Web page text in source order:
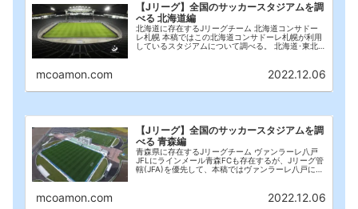
【Jリーグ】全国のサッカースタジアムを調
べる 北海道編
北海道に存在するJリーグチーム 北海道コンサドー
レ札幌 本稿ではこの北海道コンサドーレ札幌が利用
しているスタジアムについて調べる。 北海道･東北
mcoamon.com 2022.12.06
【Jリーグ】全国のサッカースタジアムを調
べる 青森編
青森県に存在するJリーグチーム ヴァンラーレ八戸
JFLにラインメール青森FCも存在するが、Jリーグ管
轄(JFA)を優先して、本稿ではヴァンラーレ八戸にフ
mcoamon.com 2022.12.06